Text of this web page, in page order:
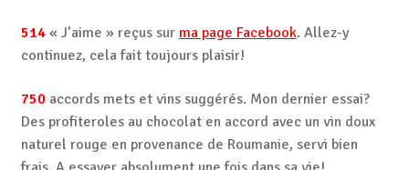
514« J’aime » reçus sur ma page Facebook. Allez-y
continuez, cela fait toujours plaisir!
750accords mets et vins suggérés. Mon dernier essai?
Des profiteroles au chocolat en accord avec un vin doux
naturel rouge en provenance de Roumanie, servi bien